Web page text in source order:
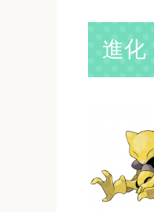
進化